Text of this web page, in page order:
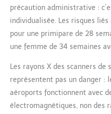
précaution administrative :
individualisée. Les risques
pour une primipare de 28
une femme de 34 semaines
Les rayons X des scanners
représentent pas un danger :
aéroports fonctionnent avec
électromagnétiques, non des